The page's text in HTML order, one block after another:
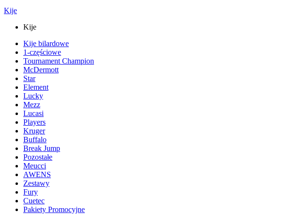
Kije
Kije
Kije bilardowe
1-częściowe
Tournament Champion
McDermott
Star
Element
Lucky
Mezz
Lucasi
Players
Kruger
Buffalo
Break Jump
Pozostałe
Meucci
AWENS
Zestawy
Fury
Cuetec
Pakiety Promocyjne